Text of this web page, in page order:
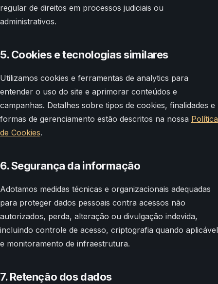
regular de direitos em processos judiciais ou
administrativos.
5. Cookies e tecnologias similares
Utilizamos cookies e ferramentas de analytics para
entender o uso do site e aprimorar conteúdos e
campanhas. Detalhes sobre tipos de cookies, finalidades e
formas de gerenciamento estão descritos na nossa Política
de Cookies.
6. Segurança da informação
Adotamos medidas técnicas e organizacionais adequadas
para proteger dados pessoais contra acessos não
autorizados, perda, alteração ou divulgação indevida,
incluindo controle de acesso, criptografia quando aplicável
e monitoramento de infraestrutura.
7. Retenção dos dados